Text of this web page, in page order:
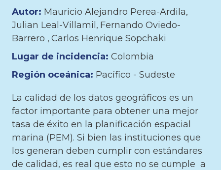
Autor: Mauricio Alejandro Perea-Ardila
Julian Leal-Villamil
Fernando Oviedo-
Barrero
Carlos Henrique Sopchaki
Lugar de incidencia: Colombia
Región oceánica: Pacífico - Sudeste
La calidad de los datos geográficos es un
factor importante para obtener una mejor
tasa de éxito en la planificación espacial
marina (PEM). Si bien las instituciones que
los generan deben cumplir con estándares
de calidad, es real que esto no se cumple a